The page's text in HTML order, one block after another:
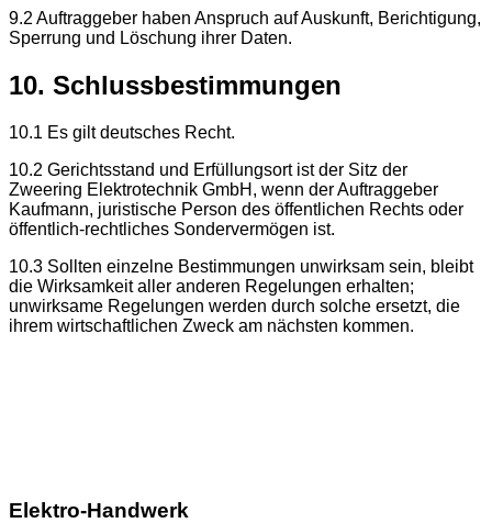
9.2 Auftraggeber haben Anspruch auf Auskunft, Berichtigung,
Sperrung und Löschung ihrer Daten.
10. Schlussbestimmungen
10.1 Es gilt deutsches Recht.
10.2 Gerichtsstand und Erfüllungsort ist der Sitz der
Zweering Elektrotechnik GmbH, wenn der Auftraggeber
Kaufmann, juristische Person des öffentlichen Rechts oder
öffentlich-rechtliches Sondervermögen ist.
10.3 Sollten einzelne Bestimmungen unwirksam sein, bleibt
die Wirksamkeit aller anderen Regelungen erhalten;
unwirksame Regelungen werden durch solche ersetzt, die
ihrem wirtschaftlichen Zweck am nächsten kommen.
Elektro-Handwerk